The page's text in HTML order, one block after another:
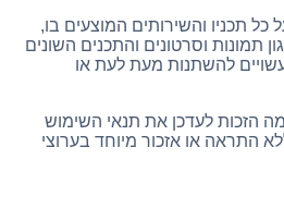
תכניו והשירותים המוצעים בו,
תמונות וסרטונים והתכנים השונים
להשתנות מעת לעת או
הזכות לעדכן את תנאי השימוש
התראה או אזכור מיוחד בערוצי